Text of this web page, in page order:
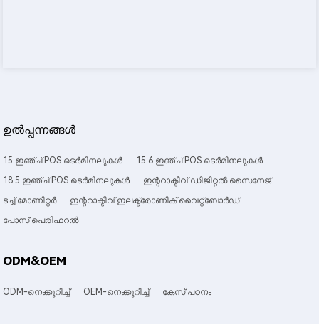
ഉൽപ്പന്നങ്ങൾ
15 ഇഞ്ച് POS ടെർമിനലുകൾ
15.6 ഇഞ്ച് POS ടെർമിനലുകൾ
18.5 ഇഞ്ച് POS ടെർമിനലുകൾ
ഇന്ററാക്ടീവ് ഡിജിറ്റൽ സൈനേജ്
ടച്ച് മോണിറ്റർ
ഇന്ററാക്ടീവ് ഇലക്ട്രോണിക് വൈറ്റ്ബോർഡ്
പോസ് പെരിഫറൽ
ODM&OEM
ODM-നെക്കുറിച്ച് OEM-നെക്കുറിച്ച് കേസ് പഠനം